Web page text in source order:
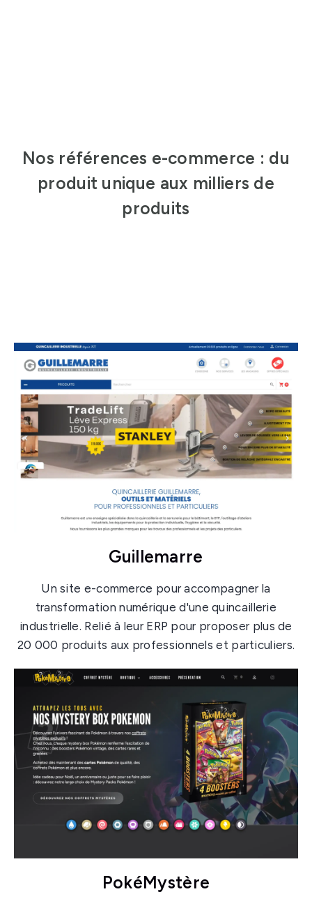
Nos références e-commerce : du
produit unique aux milliers de
produits
Guillemarre
Un site e-commerce pour accompagner la
transformation numérique d'une quincaillerie
industrielle. Relié à leur ERP pour proposer plus de
20 000 produits aux professionnels et particuliers.
PokéMystère